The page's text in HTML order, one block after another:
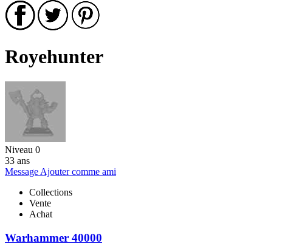
Royehunter
Niveau 0
33 ans
Message Ajouter comme ami
Collections
Vente
Achat
Warhammer 40000